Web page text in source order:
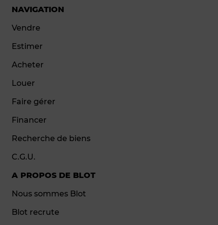
NAVIGATION
Vendre
Estimer
Acheter
Louer
Faire gérer
Financer
Recherche de biens
C.G.U.
A PROPOS DE BLOT
Nous sommes Blot
Blot recrute